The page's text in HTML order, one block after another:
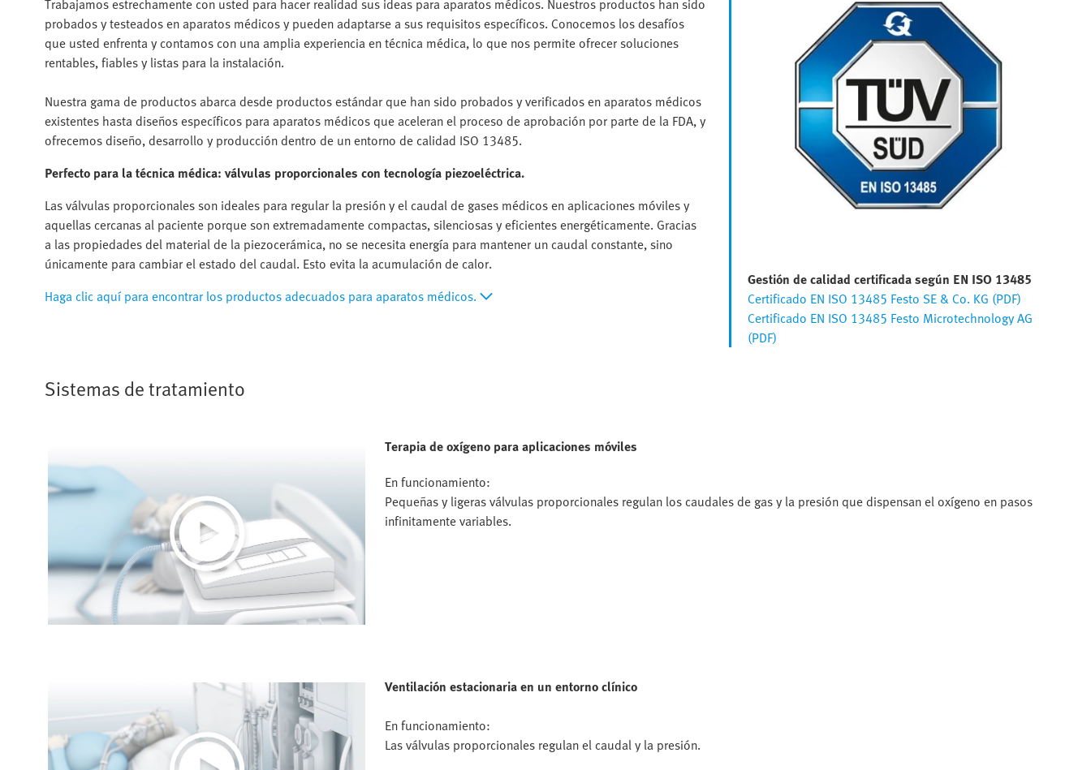
Trabajamos estrechamente con usted para hacer realidad sus ideas para aparatos médicos. Nuestros productos han sido
probados y testeados en aparatos médicos y pueden adaptarse a sus requisitos específicos. Conocemos los desafíos
que usted enfrenta y contamos con una amplia experiencia en técnica médica, lo que nos permite ofrecer soluciones
rentables, fiables y listas para la instalación.
Nuestra gama de productos abarca desde productos estándar que han sido probados y verificados en aparatos médicos
existentes hasta diseños específicos para aparatos médicos que aceleran el proceso de aprobación por parte de la FDA, y
ofrecemos diseño, desarrollo y producción dentro de un entorno de calidad ISO 13485.
Perfecto para la técnica médica: válvulas proporcionales con tecnología piezoeléctrica.
Las válvulas proporcionales son ideales para regular la presión y el caudal de gases médicos en aplicaciones móviles y
aquellas cercanas al paciente porque son extremadamente compactas, silenciosas y eficientes energéticamente. Gracias
a las propiedades del material de la piezocerámica, no se necesita energía para mantener un caudal constante, sino
únicamente para cambiar el estado del caudal. Esto evita la acumulación de calor.
Haga clic aquí para encontrar los productos adecuados para aparatos médicos.
Gestión de calidad certificada según EN ISO 13485
Certificado EN ISO 13485 Festo SE & Co. KG (PDF)
Certificado EN ISO 13485 Festo Microtechnology AG
(PDF)
Sistemas de tratamiento
Terapia de oxígeno para aplicaciones móviles
En funcionamiento:
Pequeñas y ligeras válvulas proporcionales regulan los caudales de gas y la presión que dispensan el oxígeno en pasos
infinitamente variables.
Play
Video
Ventilación estacionaria en un entorno clínico
En funcionamiento:
Las válvulas proporcionales regulan el caudal y la presión.